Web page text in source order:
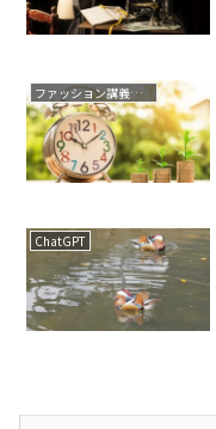
ファッション講義メモ
ChatGPT